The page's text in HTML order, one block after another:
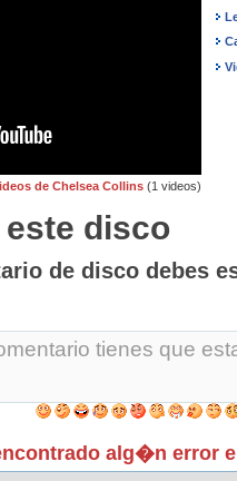
de Chelsea Collins (1 videos)
disco
de disco debes
alg�n error